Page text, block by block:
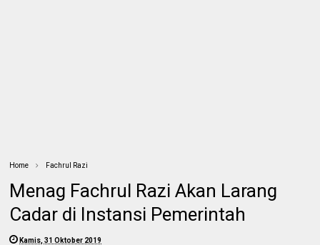
Home Fachrul Razi
Menag Fachrul Razi Akan Larang
Cadar di Instansi Pemerintah
Kamis, 31 Oktober 2019